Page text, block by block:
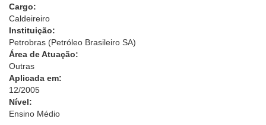
Cargo:
Caldeireiro
Instituição:
Petrobras (Petróleo Brasileiro SA)
Área de Atuação:
Outras
Aplicada em:
12/2005
Nível:
Ensino Médio